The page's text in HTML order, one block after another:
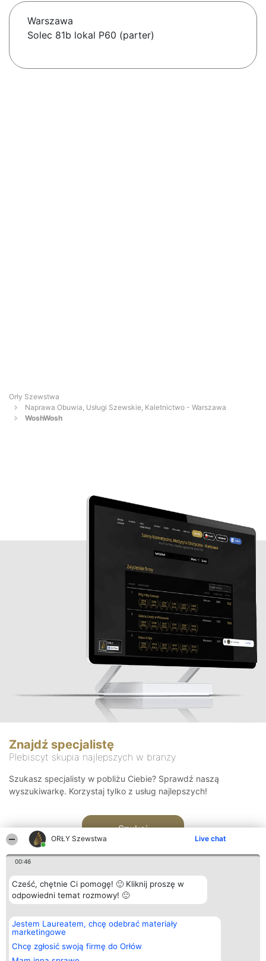
ORŁY Szewstwa Live chat
00:46
Cześć, chętnie Ci pomogę! 🙂 Kliknij proszę w
odpowiedni temat rozmowy! 🙂
Jestem Laureatem, chcę odebrać materiały
marketingowe
Chcę zgłosić swoją firmę do Orłów
Warszawa
Solec 81b lokal P60 (parter)
Orły Szewstwa
Naprawa Obuwia, Usługi Szewskie, Kaletnictwo - Warszawa
WoshWosh
Znajdź specjalistę
Plebiscyt skupia najlepszych w branży
Szukasz specjalisty w pobliżu Ciebie? Sprawdź naszą
wyszukiwarkę. Korzystaj tylko z usług najlepszych!
Szukaj
Organizator plebiscytu
Bright Side Solutions sp. z o.
o. sp. k.
ul. Ruska 22
Wrocław 50-079
Plebiscyt
Laureaci
wszystkich
Laureatów
Kontakt
Kontakt